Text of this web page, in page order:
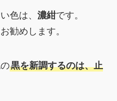
色は、 濃紺です。
勧めします。
黒を新調するのは、止